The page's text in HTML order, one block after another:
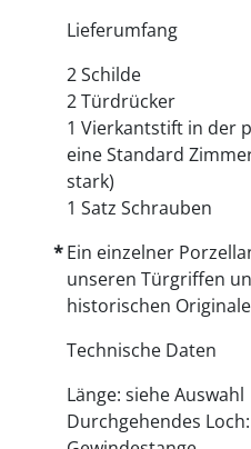
Lieferumfang
2 Schilde
2 Türdrücker
1 Vierkantstift in der
eine Standard
stark)
1 Satz Schrauben
Ein einzelner
unseren Türgriffen
historischen
Technische Daten
Länge: siehe Auswahl
Durchgehendes